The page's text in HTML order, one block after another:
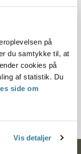
på
du samtykke til, at
cookies på
af statistik. Du
side om
Vis detaljer
på, at arealernes
og at der
at arealerne blev